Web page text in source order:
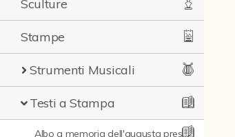
Sculture
Stampe
Strumenti Musicali
Testi a Stampa
Albo a memoria dell'augusta presenza di Nostro Signore Pio IX